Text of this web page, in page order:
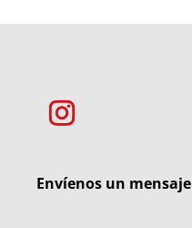
Envíenos un mensaje